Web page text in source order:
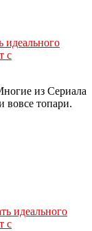
идеального
с
из Сериала
вовсе топари.
идеального
с